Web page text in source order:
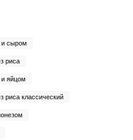
и сыром
риса
яйцом
риса классический